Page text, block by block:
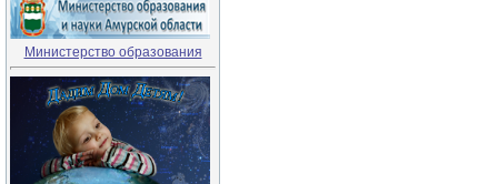
Министерство образования